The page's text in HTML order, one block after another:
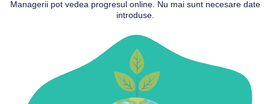
Managerii pot vedea progresul online. Nu mai sunt necesare date
introduse.